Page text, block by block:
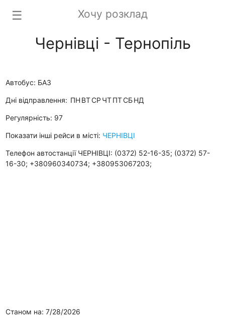
Хочу розклад
☰
Чернівці - Тернопіль
Автобус: БАЗ
Дні відправлення: ПН ВТСР ЧТ ПТСБ НД
Регулярність: 97
Показати інші рейси в місті: ЧЕРНІВЦІ
Телефон автостанції ЧЕРНІВЦІ: (0372) 52-16-35; (0372) 57-
16-30; +380960340734; +380953067203;
Станом на: 7/28/2026